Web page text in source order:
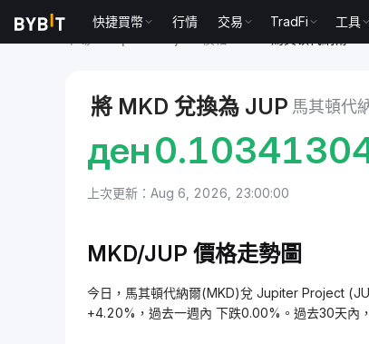
快捷買幣 行情 交易 TradFi 工具
將 MKD 兌換為 JUP 馬其頓代
ден
上次更新：Aug 6, 2026, 23:00:00
MKD/JUP 價格走勢圖
今日，馬其頓代納爾(MKD)兌 Jupiter Project
+4.20%，過去一週內 下跌0.00%。過去30天內